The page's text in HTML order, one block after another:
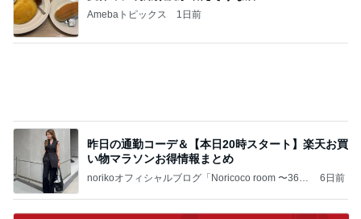
Amebaトピックス 1日前
昨日の通勤コーデ＆【本日20時スタート】楽天お買
い物マラソンお得情報まとめ
norikoオフィシャルブログ「Noricoco room 〜365
6日前